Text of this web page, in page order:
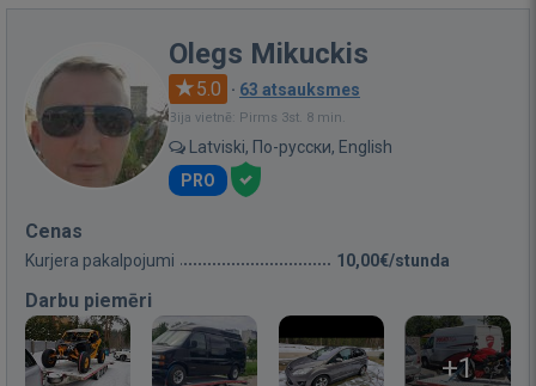
Olegs Mikuckis
5.0 · 63 atsauksmes
Bija vietnē: Pirms 3st. 8 min.
Latviski, По-русски, English
PRO
Cenas
Kurjera pakalpojumi 10,00€/stunda
Darbu piemēri
+1